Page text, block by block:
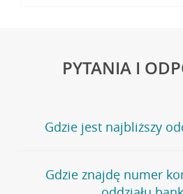
PYTANIA I
Gdzie jest najbliższy
Jeśli szukasz oddziału naszego
stronęPlacówki i bankomaty, na
Gdzie znajdę numer